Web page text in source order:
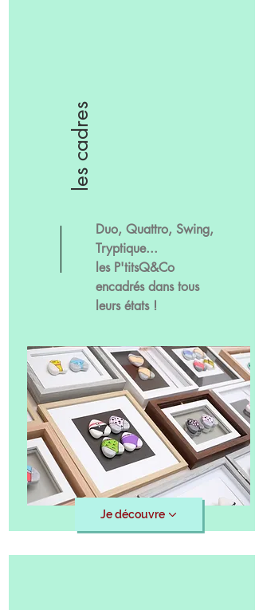
les cadres
Duo, Quattro, Swing,
Tryptique...
les P'titsQ&Co
encadrés dans tous
leurs états !
Je découvre